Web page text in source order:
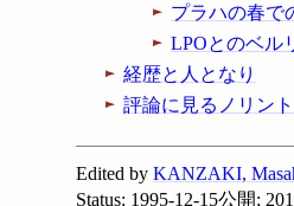
プラハの春で
LPOとのベル
経歴と人となり
評論に見るノリン
Edited by KANZAKI,
Status: 1995-12-15公開;